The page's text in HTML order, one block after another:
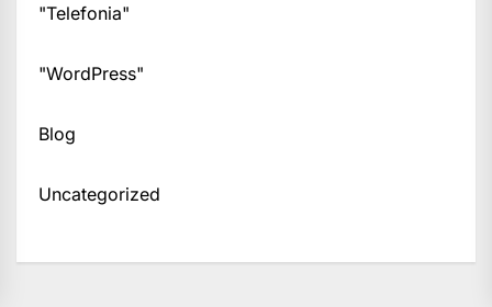
"Telefonia"
"WordPress"
Blog
Uncategorized